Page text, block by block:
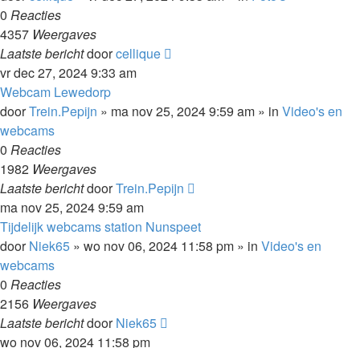
0 Reacties
4357 Weergaves
Laatste berichtdoorcellique
vr dec 27, 2024 9:33 am
Webcam Lewedorp
doorTrein.Pepijn » ma nov 25, 2024 9:59 am » in Video's en
webcams
0 Reacties
1982 Weergaves
Laatste berichtdoorTrein.Pepijn
ma nov 25, 2024 9:59 am
Tijdelijk webcams station Nunspeet
doorNiek65 » wo nov 06, 2024 11:58 pm » in Video's en
webcams
0 Reacties
2156 Weergaves
Laatste berichtdoorNiek65
wo nov 06, 2024 11:58 pm